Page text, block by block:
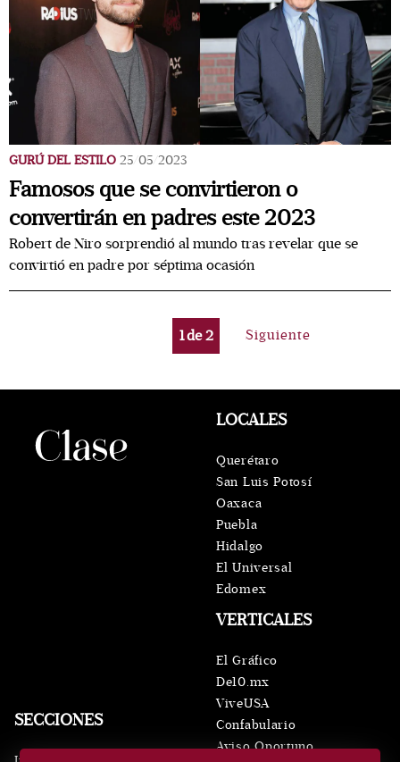
GURÚ DEL ESTILO 25/05/2023
Famosos que se convirtieron o
convertirán en padres este 2023
Robert de Niro sorprendió al mundo tras revelar que se
convirtió en padre por séptima ocasión
1de2 Siguiente
SECCIONES
VERTICALES
El Gráfico
De10.mx
ViveUSA
Confabulario
Aviso Oportuno
LOCALES
Querétaro
San Luis Potosí
Oaxaca
Puebla
Hidalgo
El Universal
Edomex